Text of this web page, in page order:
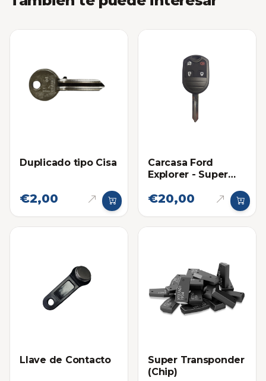
Duplicado tipo Cisa
€2,00
Carcasa Ford
Explorer - Super
€20,00
Llave de Contacto
Super Transponder
(Chip)